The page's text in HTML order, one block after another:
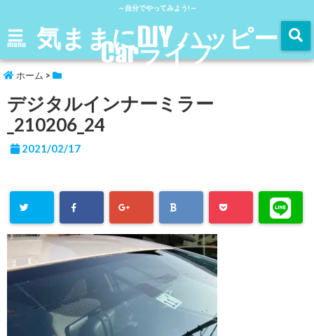
～自分でやってみよう!～
menu 気ままにDIY ハッピー
Carライフ
ホーム >
デジタルインナーミラー
_210206_24
2021/02/17